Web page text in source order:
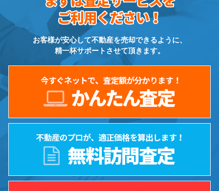
お客様が安心して不動産を売却できるように、
精一杯サポートさせて頂きます。